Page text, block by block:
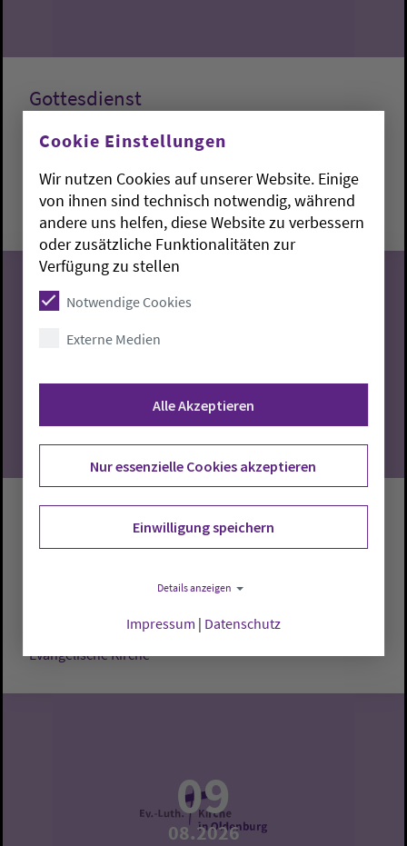
Gottesdienst
Lemwerder:Kapelle am Deich
Sonntag, 9.8.2026, 10 Uhr
Kapelle am Deich
08.2026
Gottesdienst
Sonntag, 9.8.2026, 10 Uhr
Evangelische Kirche
09
08.2026
Cookie Einstellungen
Wir nutzen Cookies auf unserer Website. Einige
von ihnen sind technisch notwendig, während
andere uns helfen, diese Website zu verbessern
oder zusätzliche Funktionalitäten zur
Verfügung zu stellen
Notwendige Cookies
Externe Medien
Alle Akzeptieren
Nur essenzielle Cookies akzeptieren
Einwilligung speichern
Details anzeigen
Impressum | Datenschutz